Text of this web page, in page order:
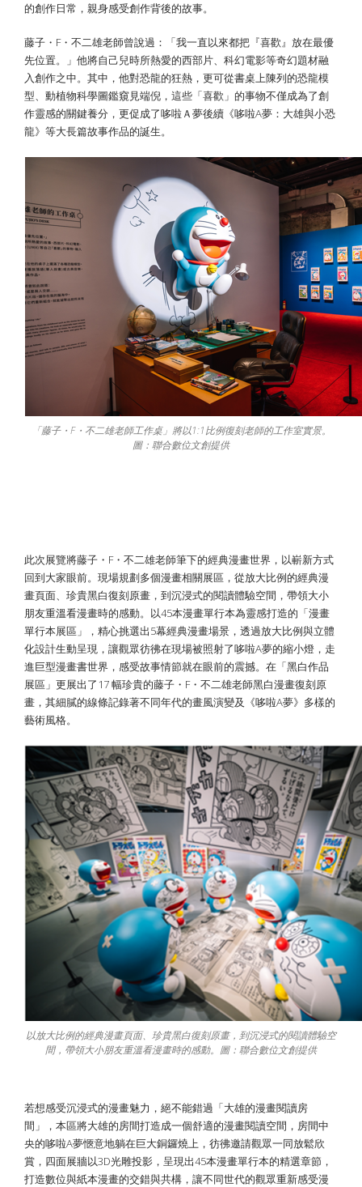
的創作日常，親身感受創作背後的故事。
藤子・F・不二雄老師曾說過：「我一直以來都把『喜歡』放在最優
先位置。」他將自己兒時所熱愛的西部片、科幻電影等奇幻題材融
入創作之中。其中，他對恐龍的狂熱，更可從書桌上陳列的恐龍模
型、動植物科學圖鑑窺見端倪，這些「喜歡」的事物不僅成為了創
作靈感的關鍵養分，更促成了哆啦Ａ夢後續《哆啦A夢：大雄與小恐
龍》等大長篇故事作品的誕生。
「藤子・F・不二雄老師工作桌」將以1:1比例復刻老師的工作室實景。
圖：聯合數位文創提供
此次展覽將藤子・F・不二雄老師筆下的經典漫畫世界，以嶄新方式
回到大家眼前。現場規劃多個漫畫相關展區，從放大比例的經典漫
畫頁面、珍貴黑白復刻原畫，到沉浸式的閱讀體驗空間，帶領大小
朋友重溫看漫畫時的感動。以45本漫畫單行本為靈感打造的「漫畫
單行本展區」，精心挑選出5幕經典漫畫場景，透過放大比例與立體
化設計生動呈現，讓觀眾彷彿在現場被照射了哆啦A夢的縮小燈，走
進巨型漫畫書世界，感受故事情節就在眼前的震撼。在「黑白作品
展區」更展出了17 幅珍貴的藤子・F・不二雄老師黑白漫畫復刻原
畫，其細膩的線條記錄著不同年代的畫風演變及《哆啦A夢》多樣的
藝術風格。
以放大比例的經典漫畫頁面、珍貴黑白復刻原畫，到沉浸式的閱讀體驗空
間，帶領大小朋友重溫看漫畫時的感動。圖：聯合數位文創提供
若想感受沉浸式的漫畫魅力，絕不能錯過「大雄的漫畫閱讀房
間」，本區將大雄的房間打造成一個舒適的漫畫閱讀空間，房間中
央的哆啦A夢愜意地躺在巨大銅鑼燒上，彷彿邀請觀眾一同放鬆欣
賞，四面展牆以3D光雕投影，呈現出45本漫畫單行本的精選章節，
打造數位與紙本漫畫的交錯與共構，讓不同世代的觀眾重新感受漫